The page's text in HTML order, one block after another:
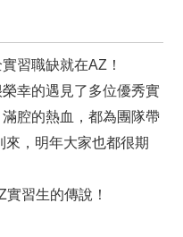
習職缺就在AZ！
幸的遇見了多位優秀實
腔的熱血，都為團隊帶
，明年大家也都很期
習生的傳說！